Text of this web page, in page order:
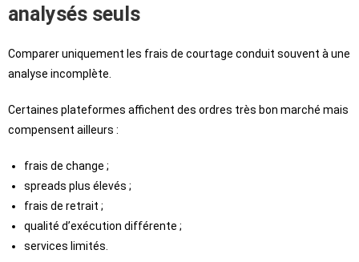
analysés seuls
Comparer uniquement les frais de courtage conduit souvent à une
analyse incomplète.
Certaines plateformes affichent des ordres très bon marché mais
compensent ailleurs :
frais de change ;
spreads plus élevés ;
frais de retrait ;
qualité d’exécution différente ;
services limités.